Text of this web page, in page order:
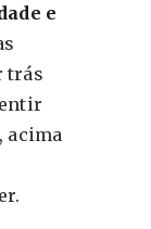
e
trás
acima